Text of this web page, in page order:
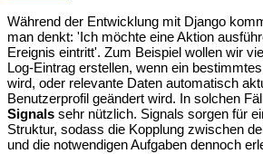
Während der Entwicklung mit Django
man denkt: 'Ich möchte eine Aktion
Ereignis eintritt'. Zum Beispiel wollen wir
Log-Eintrag erstellen, wenn ein
wird, oder relevante Daten automatisch
Benutzerprofil geändert wird. In solchen
Signals sehr nützlich. Signals sorgen für
Struktur, sodass die Kopplung zwischen
und die notwendigen Aufgaben dennoch